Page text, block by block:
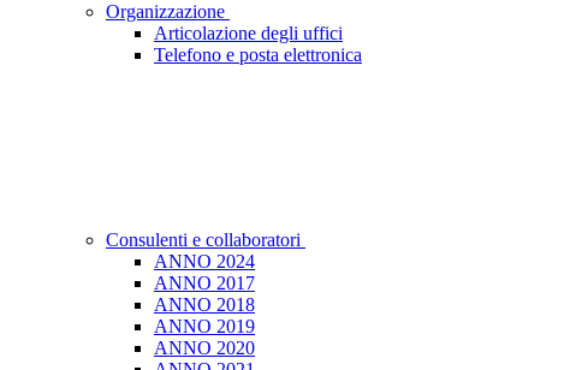
Organizzazione
Articolazione degli uffici
Telefono e posta elettronica
Consulenti e collaboratori
ANNO 2024
ANNO 2017
ANNO 2018
ANNO 2019
ANNO 2020